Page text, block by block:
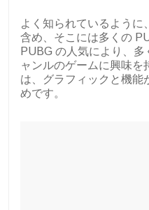
よく知られているように
含め、そこには多くの
PUBG の人気により、
ャンルのゲームに興味を
は、グラフィックと機能
めです。